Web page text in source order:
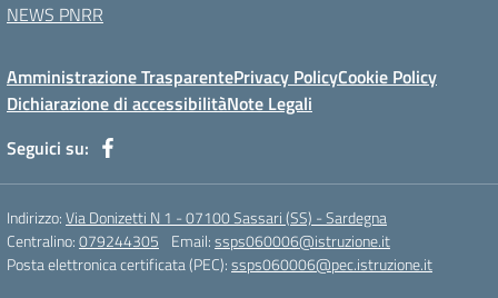
NEWS PNRR
Amministrazione TrasparentePrivacy PolicyCookie Policy
Dichiarazione di accessibilitàNote Legali
Seguici su:
Indirizzo:Via Donizetti N 1 - 07100 Sassari (SS) - Sardegna
Centralino:079244305 Email:ssps060006@istruzione.it
Posta elettronica certificata (PEC):ssps060006@pec.istruzione.it